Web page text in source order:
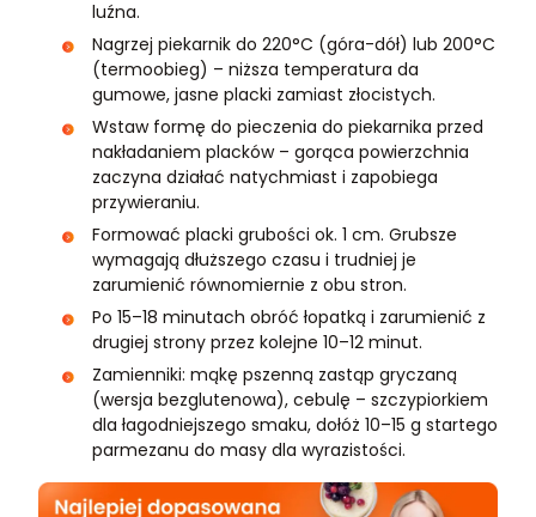
luźna.
Nagrzej piekarnik do 220°C (góra-dół) lub 200°C
(termoobieg) – niższa temperatura da
gumowe, jasne placki zamiast złocistych.
Wstaw formę do pieczenia do piekarnika przed
nakładaniem placków – gorąca powierzchnia
zaczyna działać natychmiast i zapobiega
przywieraniu.
Formować placki grubości ok. 1 cm. Grubsze
wymagają dłuższego czasu i trudniej je
zarumienić równomiernie z obu stron.
Po 15–18 minutach obróć łopatką i zarumienić z
drugiej strony przez kolejne 10–12 minut.
Zamienniki: mąkę pszenną zastąp gryczaną
(wersja bezglutenowa), cebulę – szczypiorkiem
dla łagodniejszego smaku, dołóż 10–15 g startego
parmezanu do masy dla wyrazistości.